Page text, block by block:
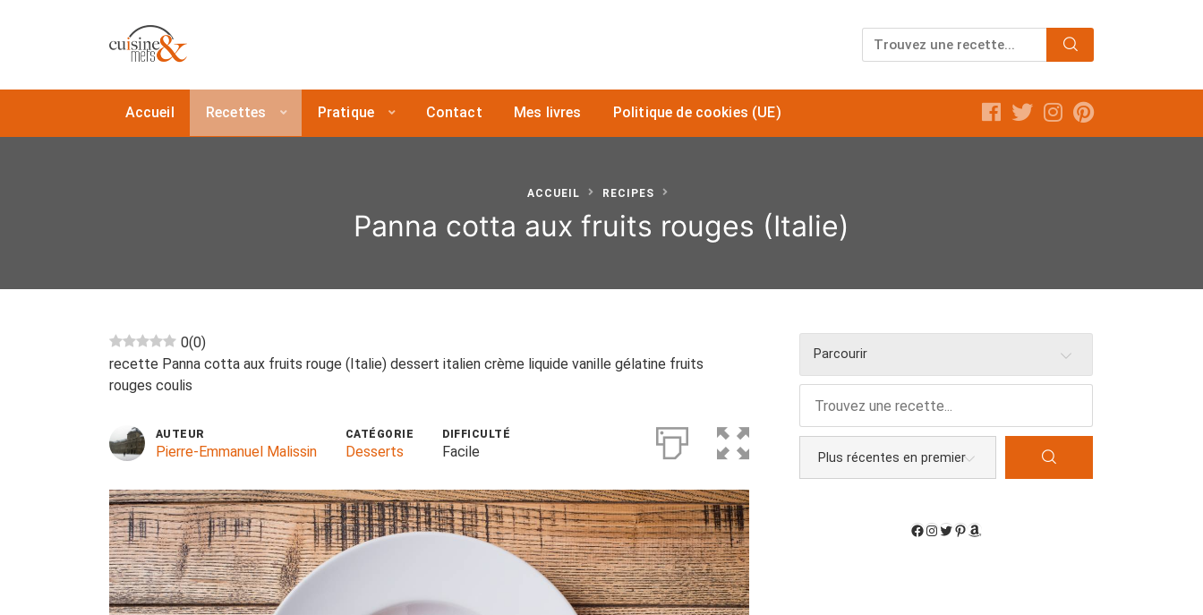
Accueil Recettes Pratique Contact Mes livres Politique de cookies (UE)
ACCUEIL RECIPES
Panna cotta aux fruits rouges (Italie)
0(0)
recette Panna cotta aux fruits rouge (Italie) dessert italien crème liquide vanille gélatine fruits
rouges coulis
AUTEUR
Pierre-Emmanuel Malissin
CATÉGORIE
Desserts
DIFFICULTÉ
Facile
Parcourir